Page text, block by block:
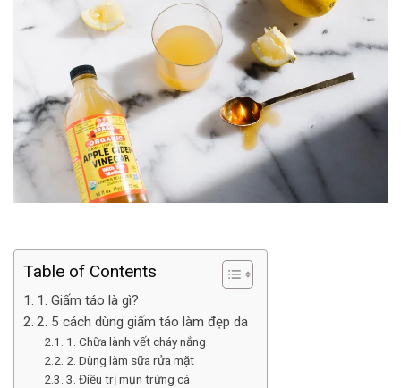
Table of Contents
1. Giấm táo là gì?
2. 5 cách dùng giấm táo làm đẹp da
1. Chữa lành vết cháy nắng
2. Dùng làm sữa rửa mặt
3. Điều trị mụn trứng cá